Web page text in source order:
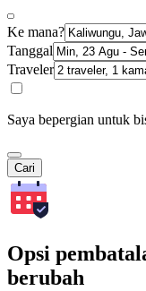
Ke mana?
Tanggal
Traveler
Saya bepergian untuk
Cari
Opsi
berubah